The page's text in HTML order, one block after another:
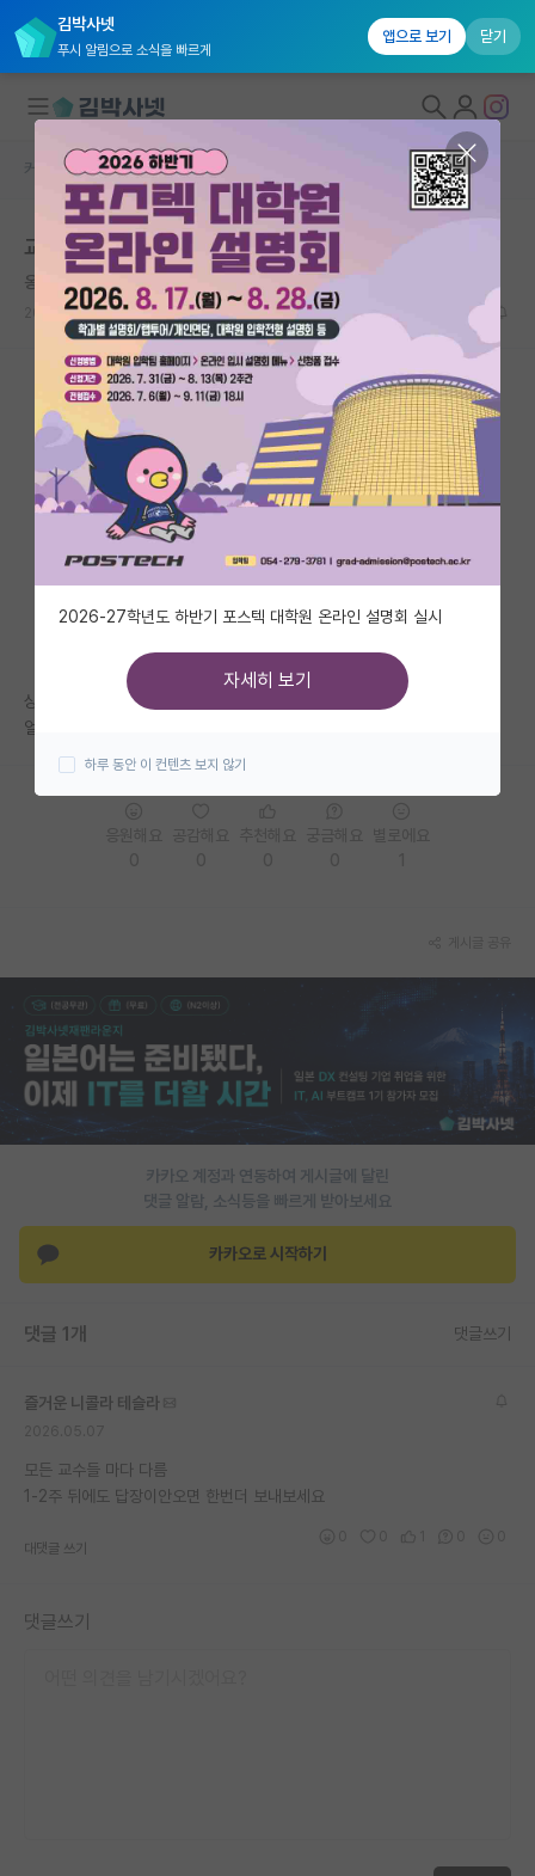
김박사넷
푸시 알림으로 소식을 빠르게
앱으로 보기 닫기
대학원생 모집
국내대학원 정보
연구실&오픈랩
커뮤니티
커뮤니티 홈
전체글보기
베스트 게시판
IF 명예의전당
자유 게시판(아무개랩)
미국 유학 게시판
미국 대학원 합격 후기 게시판
대학원 합격 후기 게시판
취업 게시판
임용 후기 게시판
PI 전용 게시판
특수/전문대학원 게시판
학술 정보 게시판
홍보 게시판
유학교육
이벤트
재팬라운지 🌸
커뮤니티 홈 자유 게시판(아무개랩)
교수님한테 cv 보낸 후 답장.
옹졸한 알베르 카뮈
2026.05.07 1 605
싱가폴 국립대학교 교수님한테 박사과정 문의 cv를 보냈는데 통상 답장이
얼마나 걸리나요?? 거절도 답장을 주시나요??
카카오 계정과 연동하여 게시글에 달린
댓글 알람, 소식등을 빠르게 받아보세요
카카오로 시작하기
댓글 1개 댓글쓰기
즐거운 니콜라 테슬라
모든 교수들 마다 다름
1-2주 뒤에도 답장이안오면 한번더 보내보세요
대댓글 쓰기
댓글쓰기
2026-27학년도 하반기 포스텍 대학원 온라인 설명회 실시
자세히 보기
하루 동안 이 컨텐츠 보지 않기